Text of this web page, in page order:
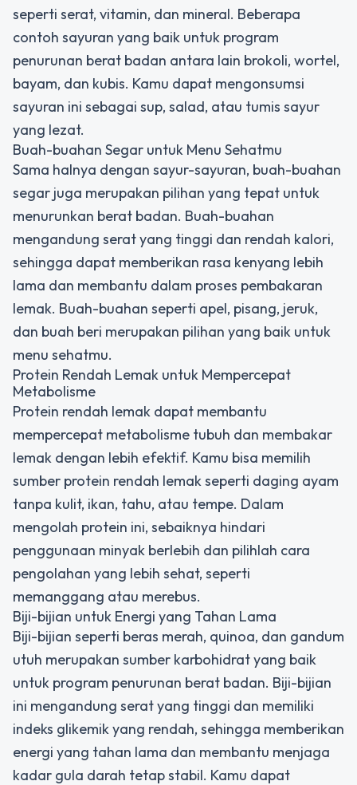
seperti serat, vitamin, dan mineral. Beberapa
contoh sayuran yang baik untuk program
penurunan berat badan antara lain brokoli, wortel,
bayam, dan kubis. Kamu dapat mengonsumsi
sayuran ini sebagai sup, salad, atau tumis sayur
yang lezat.
Buah-buahan Segar untuk Menu Sehatmu
Sama halnya dengan sayur-sayuran, buah-buahan
segar juga merupakan pilihan yang tepat untuk
menurunkan berat badan. Buah-buahan
mengandung serat yang tinggi dan rendah kalori,
sehingga dapat memberikan rasa kenyang lebih
lama dan membantu dalam proses pembakaran
lemak. Buah-buahan seperti apel, pisang, jeruk,
dan buah beri merupakan pilihan yang baik untuk
menu sehatmu.
Protein Rendah Lemak untuk Mempercepat
Metabolisme
Protein rendah lemak dapat membantu
mempercepat metabolisme tubuh dan membakar
lemak dengan lebih efektif. Kamu bisa memilih
sumber protein rendah lemak seperti daging ayam
tanpa kulit, ikan, tahu, atau tempe. Dalam
mengolah protein ini, sebaiknya hindari
penggunaan minyak berlebih dan pilihlah cara
pengolahan yang lebih sehat, seperti
memanggang atau merebus.
Biji-bijian untuk Energi yang Tahan Lama
Biji-bijian seperti beras merah, quinoa, dan gandum
utuh merupakan sumber karbohidrat yang baik
untuk program penurunan berat badan. Biji-bijian
ini mengandung serat yang tinggi dan memiliki
indeks glikemik yang rendah, sehingga memberikan
energi yang tahan lama dan membantu menjaga
kadar gula darah tetap stabil. Kamu dapat